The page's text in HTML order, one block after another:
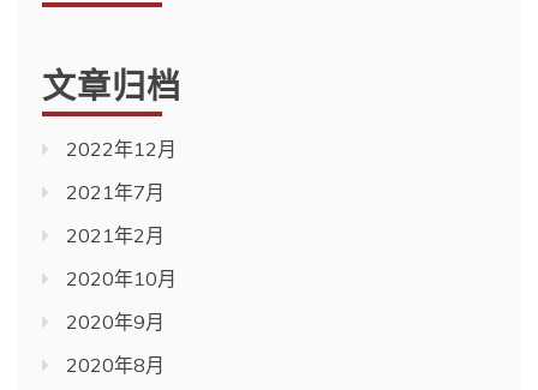
文章归档
2022年12月
2021年7月
2021年2月
2020年10月
2020年9月
2020年8月